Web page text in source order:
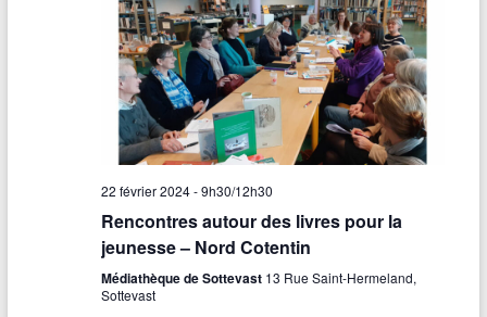
22 février 2024 - 9h30/12h30
Rencontres autour des livres pour la
jeunesse – Nord Cotentin
Médiathèque de Sottevast 13 Rue Saint-Hermeland,
Sottevast